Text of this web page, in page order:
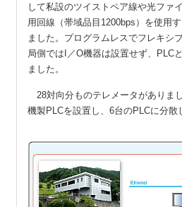
して私設のツイストペア線や光ファ
用回線（帯域品目1200bps）を使用
ました。プログラムレスでフレキシ
局側ではI／O機器は設置せず、PLC
ました。
28対向分ものテレメータがありま
機製PLCを設置し、6台のPLCに分散